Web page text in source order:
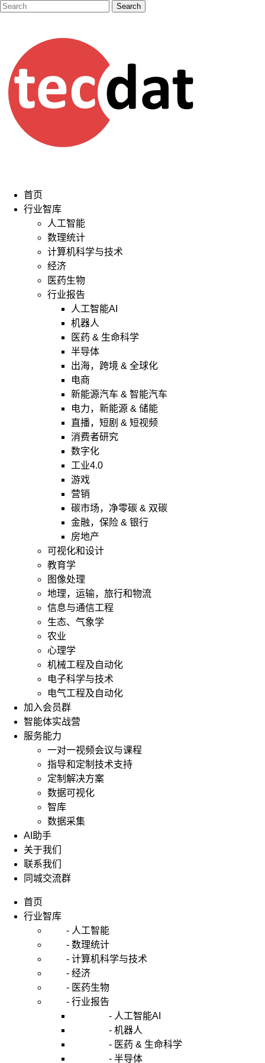
首页
行业智库
人工智能
数理统计
计算机科学与技术
经济
医药生物
行业报告
人工智能AI
机器人
医药 & 生命科学
半导体
出海，跨境 & 全球化
电商
新能源汽车 & 智能汽车
电力，新能源 & 储能
直播，短剧 & 短视频
消费者研究
数字化
工业4.0
游戏
营销
碳市场，净零碳 & 双碳
金融，保险 & 银行
房地产
可视化和设计
教育学
图像处理
地理，运输，旅行和物流
信息与通信工程
生态、气象学
农业
心理学
机械工程及自动化
电子科学与技术
电气工程及自动化
加入会员群
智能体实战营
服务能力
一对一视频会议与课程
指导和定制技术支持
定制解决方案
数据可视化
智库
数据采集
AI助手
关于我们
联系我们
同城交流群
首页
行业智库
- 人工智能
- 数理统计
- 计算机科学与技术
- 经济
- 医药生物
- 行业报告
- 人工智能AI
- 机器人
- 医药 & 生命科学
- 半导体